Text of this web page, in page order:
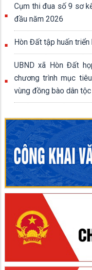
Cụm thi đua số 9 sơ
đầu năm 2026
Hòn Đất tập huấn
UBND xã Hòn Đất
chương trình mục
vùng đồng bào dân